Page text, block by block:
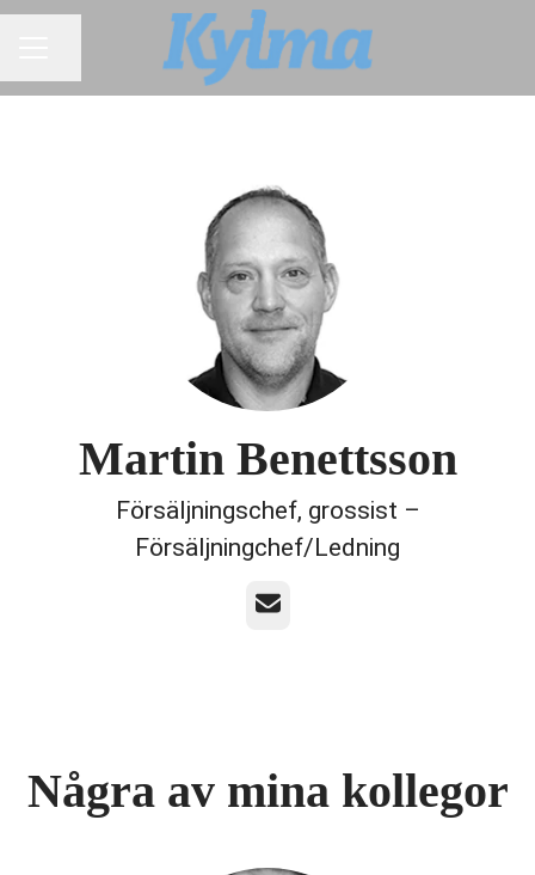
Martin Benettsson
Försäljningschef, grossist –
Försäljningchef/Ledning
E-post
Några av mina kollegor